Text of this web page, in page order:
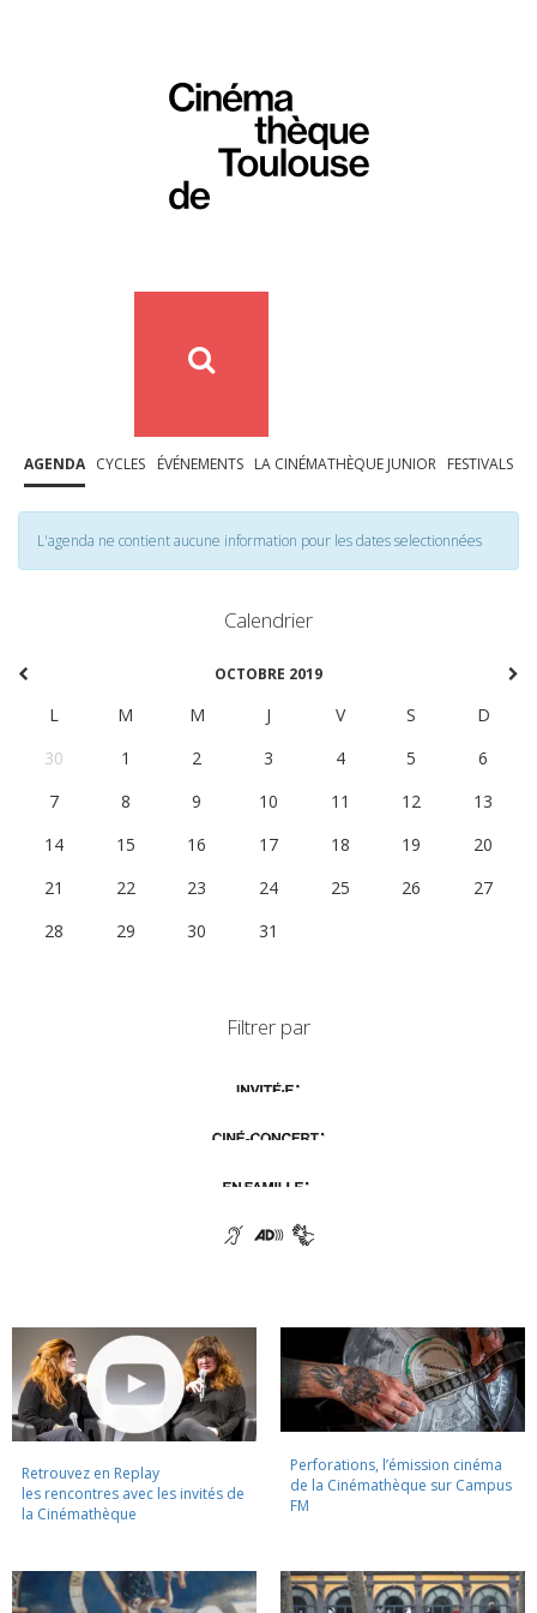
AGENDA CYCLES ÉVÉNEMENTS LA CINÉMATHÈQUE JUNIOR FESTIVALS
L'agenda ne contient aucune information pour les dates selectionnées
Calendrier
OCTOBRE 2019
L M M J V S
D
30
1 2 3 4 5
6
7
8 9 10 11 12
13
14
15 16 17 18 19
20
21
22 23 24 25 26
27
28
29 30 31
Filtrer par
Retrouvez en Replay
les rencontres avec les invités de
la Cinémathèque
Perforations, l’émission cinéma
de la Cinémathèque sur Campus
FM